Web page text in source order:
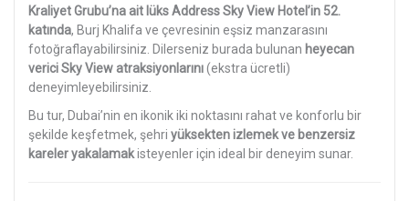
Kraliyet Grubu’na ait lüks Address Sky View Hotel’in 52.
katında, Burj Khalifa ve çevresinin eşsiz manzarasını
fotoğraflayabilirsiniz. Dilerseniz burada bulunan heyecan
verici Sky View atraksiyonlarını(ekstra ücretli)
deneyimleyebilirsiniz.
Bu tur, Dubai’nin en ikonik iki noktasını rahat ve konforlu bir
şekilde keşfetmek, şehri yüksekten izlemek ve benzersiz
kareler yakalamakisteyenler için ideal bir deneyim sunar.